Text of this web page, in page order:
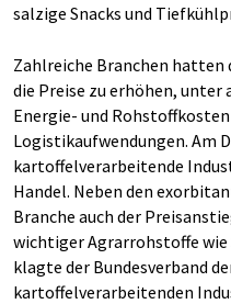
salzige Snacks und
Zahlreiche Branchen
die Preise zu erhöhen, unter
Energie- und
Logistikaufwendungen. Am
kartoffelverarbeitende
Handel. Neben den
Branche auch der
wichtiger Agrarrohstoffe
klagte der Bundesverband
kartoffelverarbeitenden